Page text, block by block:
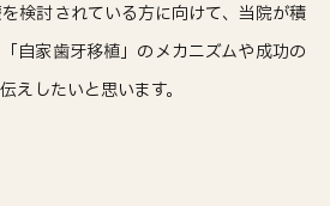
検討されている方に向けて、当院が積
自家歯牙移植」のメカニズムや成功の
えしたいと思います。